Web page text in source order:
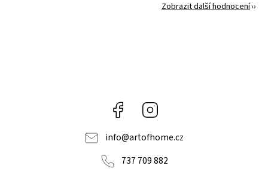
Zobrazit další hodnocení
Facebook
info@artofhome.cz
737 709 882